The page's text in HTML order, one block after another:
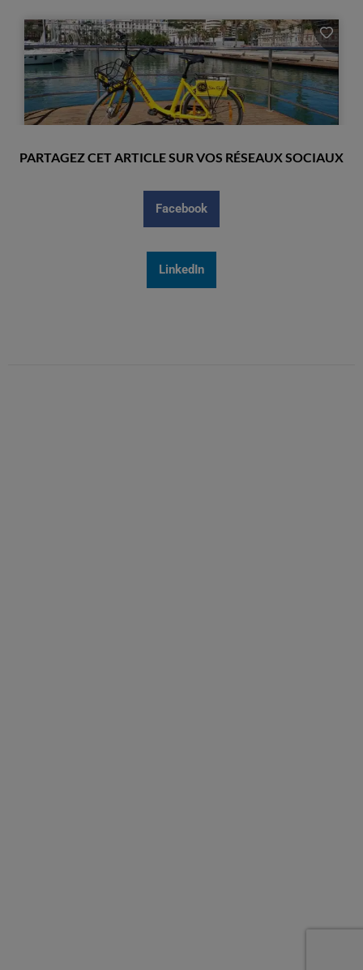
PARTAGEZ CET ARTICLE SUR VOS RÉSEAUX SOCIAUX
Facebook
LinkedIn